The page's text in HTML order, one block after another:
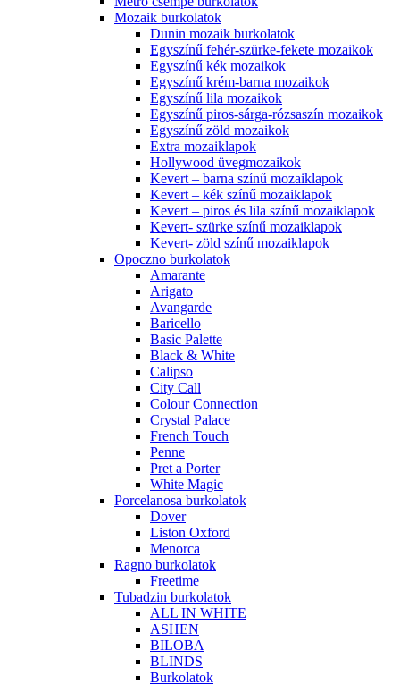
Mozaik burkolatok
Dunin mozaik burkolatok
Egyszínű fehér-szürke-fekete mozaikok
Egyszínű kék mozaikok
Egyszínű krém-barna mozaikok
Egyszínű lila mozaikok
Egyszínű piros-sárga-rózsaszín mozaikok
Egyszínű zöld mozaikok
Extra mozaiklapok
Hollywood üvegmozaikok
Kevert – barna színű mozaiklapok
Kevert – kék színű mozaiklapok
Kevert – piros és lila színű mozaiklapok
Kevert- szürke színű mozaiklapok
Kevert- zöld színű mozaiklapok
Opoczno burkolatok
Amarante
Arigato
Avangarde
Baricello
Basic Palette
Black & White
Calipso
City Call
Colour Connection
Crystal Palace
French Touch
Penne
Pret a Porter
White Magic
Porcelanosa burkolatok
Dover
Liston Oxford
Menorca
Ragno burkolatok
Freetime
Tubadzin burkolatok
ALL IN WHITE
ASHEN
BILOBA
BLINDS
Burkolatok